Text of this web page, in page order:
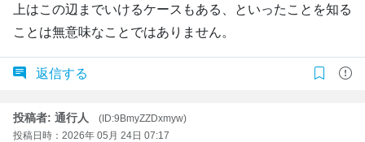
上はこの辺までいけるケースもある、といったことを知る
ことは無意味なことではありません。
返信する
投稿者: 通行人
(ID:9BmyZZDxmyw)
投稿日時：2026年 05月 24日 07:17